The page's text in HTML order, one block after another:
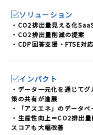
ソリューション
・CO2排出量見える化
・CO2排出量削減の提案
・CDP回答支援・FTSE対
インパクト
・データ一元化を通じて
策の共有が進展
・「アスエネ」のデータ
・生産性向上＝CO2排出
スコアも大幅改善